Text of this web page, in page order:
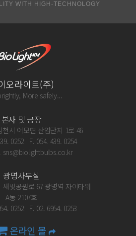
WITH HIGH-TECHNOLOGY
오라이트(주)
More safely...
본사 및 공장
시 어모면 산업단지 1로 46
0252 F. 054. 439. 0254
광명사무실
빛공원로 67 광명역 자이타워
A동 2107호
0252 F. 02. 6954. 0253
온라인 몰